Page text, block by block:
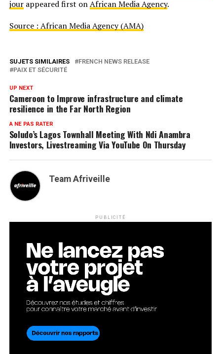
jourappeared first onAfrican Media Agency.
Source : African Media Agency (AMA)
SUJETS SIMILAIRES
FRENCH NEWS RELEASE
PAIX ET SÉCURITÉ
UP NEXT
Cameroon to Improve infrastructure and climate
resilience in the Far North Region
A NE PAS RATER
Soludo’s Lagos Townhall Meeting With Ndi Anambra
Investors, Livestreaming Via YouTube On Thursday
Team Afriveille
PUBLICITÉ